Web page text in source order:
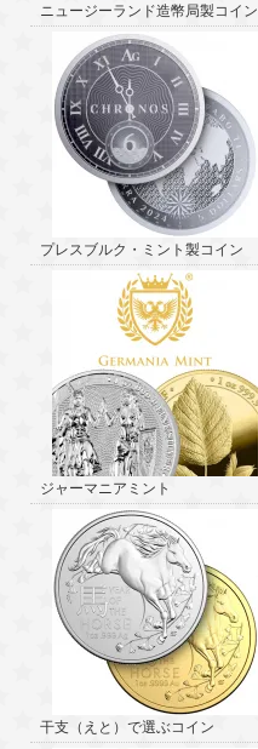
ニュージーランド造幣局製コイン
プレスブルク・ミント製コイン
ジャーマニアミント
干支（えと）で選ぶコイン